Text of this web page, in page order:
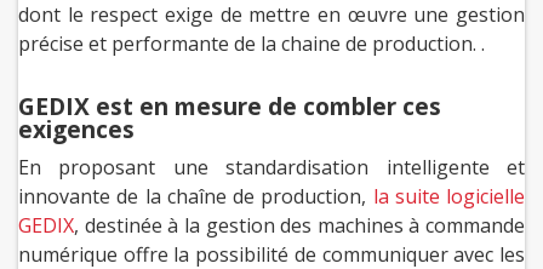
dont le respect exige de mettre en œuvre une gestion
précise et performante de la chaine de production. .
GEDIX est en mesure de combler ces
exigences
En proposant une standardisation intelligente et
innovante de la chaîne de production, la suite logicielle
GEDIX, destinée à la gestion des machines à commande
numérique offre la possibilité de communiquer avec les